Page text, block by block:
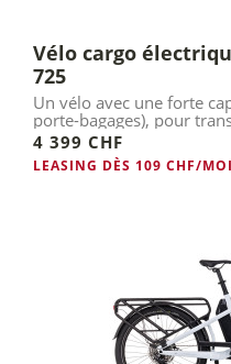
Vélo cargo
725
Un vélo avec une forte
porte-bagages), pour
courses.
4 399 CHF
LEASING DÈS 109 CHF/